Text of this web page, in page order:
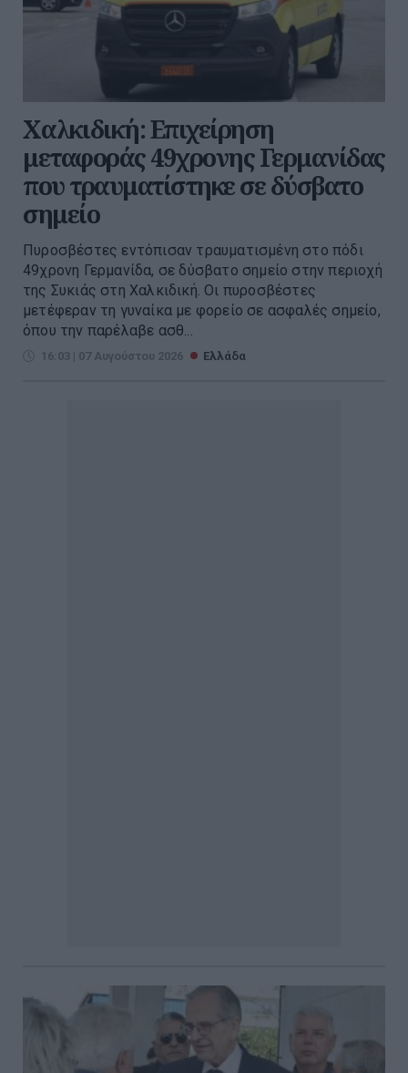
Χαλκιδική: Επιχείρηση
μεταφοράς 49χρονης Γερμανίδας
που τραυματίστηκε σε δύσβατο
σημείο
Πυροσβέστες εντόπισαν τραυματισμένη στο πόδι
49χρονη Γερμανίδα, σε δύσβατο σημείο στην περιοχή
της Συκιάς στη Χαλκιδική. Οι πυροσβέστες
μετέφεραν τη γυναίκα με φορείο σε ασφαλές σημείο,
όπου την παρέλαβε ασθ...
16:03 | 07 Αυγούστου 2026 Ελλάδα